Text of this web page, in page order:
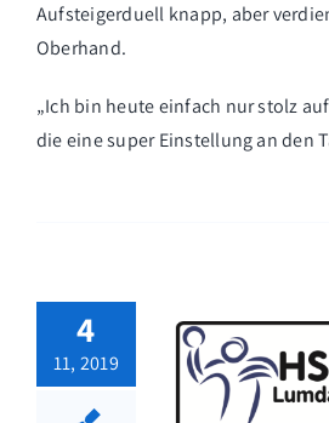
Aufsteigerduell knapp, aber
Oberhand.
„Ich bin heute einfach nur stolz
die eine super Einstellung an den
4
11, 2019